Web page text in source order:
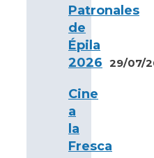
Patronales
de
Épila
2026 29/07/
Cine
a
la
Fresca